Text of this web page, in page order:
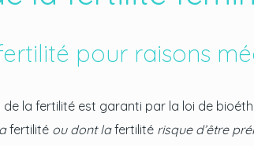
pour raisons
de la fertilité est garanti par la loi de
fertilitéou dont lafertilitérisque d’être